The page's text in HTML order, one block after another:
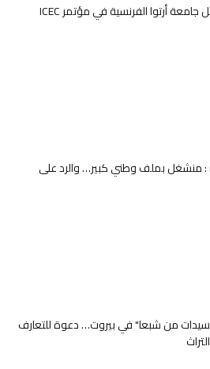
إبنة الفيحاء سنا حسن خالد تمثل جامعة أرتوا الفرنسية في مؤتمر ICEC
القاضي محمد صعب لـnextlb : منشغل بملف وطني كبير… والرد على
من شبعا" في بيروت… دعوة للتعارف